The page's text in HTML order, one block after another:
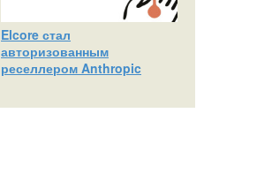
Elcore стал
авторизованным
реселлером Anthropic